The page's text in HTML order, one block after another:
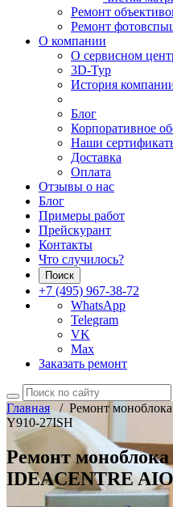
Ремонт
Ремонт
О компании
О сервисном
3D-Тур
История
Блог
Корпоративное
Наши
Доставка
Оплата
Отзывы о нас
Блог
Примеры работ
Прейскурант
Контакты
Что случилось?
Поиск
+7 (495) 967-38-72
WhatsApp
Telegram
VK
Max
Заказать ремонт
Главная/ Ремонт
Y910-27ISH
Ремонт моноблока
IDEACENTRE